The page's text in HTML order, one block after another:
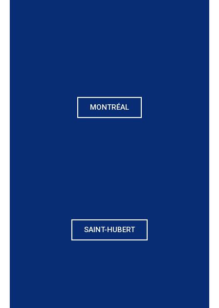
MONTRÉAL
SAINT-HUBERT